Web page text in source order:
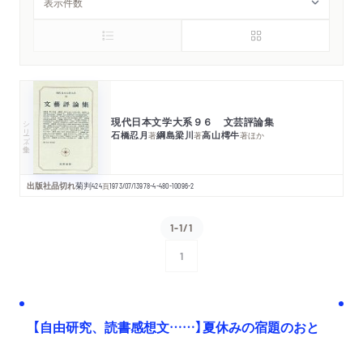
シリーズ・全集 現代日本文学大系９６ 文芸評論集
石橋忍月著綱島梁川著高山樗牛著ほか
出版社品切れ菊判424頁1973/07/13978-4-480-10096-2
1-1/1
1
【自由研究、読書感想文……】夏休みの宿題のおと